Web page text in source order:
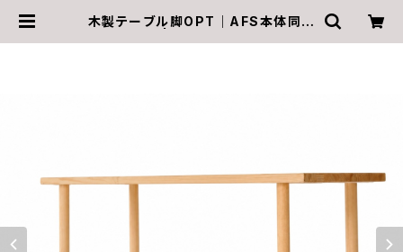
木製テーブル脚OPT｜AFS本体同時